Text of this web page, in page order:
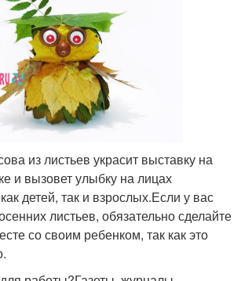
из листьев украсит выставку на
и вызовет улыбку на лицах
детей, так и взрослых.Если у вас
листьев, обязательно сделайте
со своим ребенком, так как это